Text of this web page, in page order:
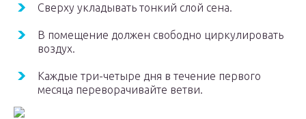
Сверху укладывать тонкий слой сена.
В помещение должен свободно циркулировать
воздух.
Каждые три-четыре дня в течение первого
месяца переворачивайте ветви.